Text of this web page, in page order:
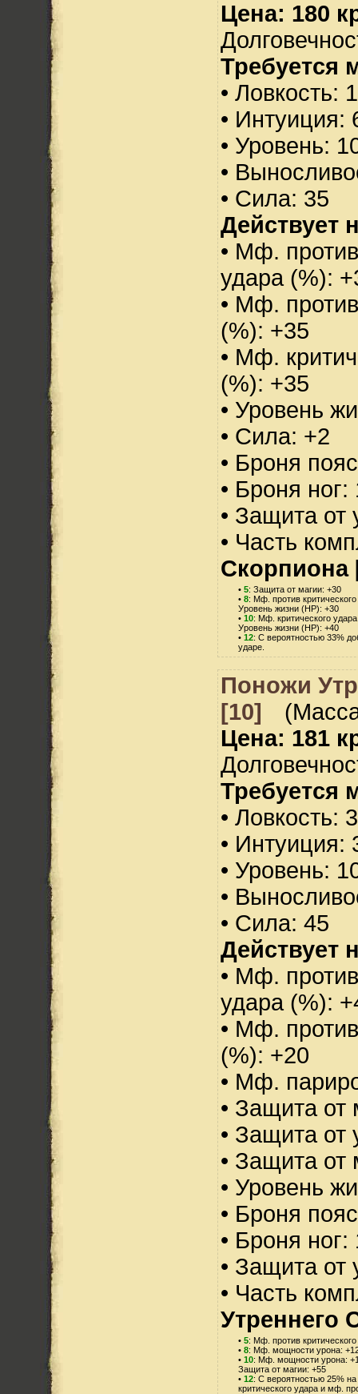
Цена: 180
Требуется
• Ловкость:
• Интуиция:
• Уровень:
•
• Сила: 35
Действует
• Мф.
удара (%):
• Мф.
(%): +35
• Мф.
(%): +35
• Уровень
• Сила: +2
• Броня
• Броня
• Защита от
• Часть
Скорпиона
• 5: Защита от магии: +30
• 8: Мф. против
Уровень жизни (HP): +30
• 10: Мф. критического
Уровень жизни (HP): +40
• 12: С вероятностью 33%
ударе.
Поножи
[10]
Цена: 181
Требуется
• Ловкость:
• Интуиция:
• Уровень:
•
• Сила: 45
Действует
• Мф.
удара (%):
• Мф.
(%): +20
• Мф.
• Защита от
• Защита от
• Защита от
• Уровень
• Броня
• Броня
• Защита от
• Часть
Утреннего
• 5: Мф. против
• 8: Мф. мощности урона:
• 10: Мф. мощности урона:
Защита от магии: +55
• 12: С вероятностью 25%
критического удара и мф.